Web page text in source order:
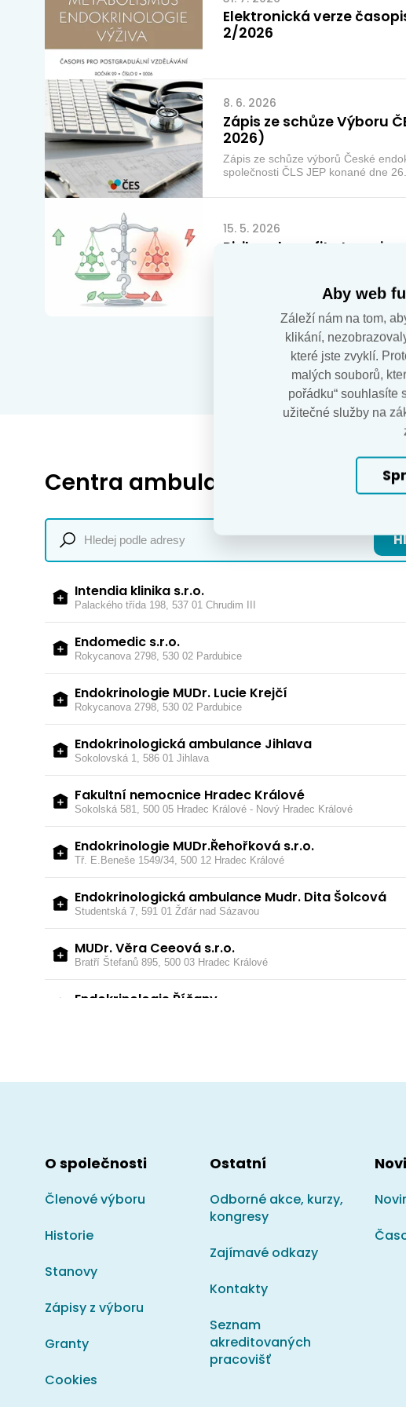
Elektronická verze
2/2026
8. 6. 2026
Zápis ze schůze Výboru
2026)
Zápis ze schůze výborů České
společnosti ČLS JEP konané dne
15. 5. 2026
Rizika a benefity terapie
Vypracovali: Vítková Hana, Kosák
Centra ambulantní péče
Intendia klinika s.r.o.
Palackého třída 198, 537 01 Chrudim III
Endomedic s.r.o.
Rokycanova 2798, 530 02 Pardubice
Endokrinologie MUDr. Lucie Krejčí
Rokycanova 2798, 530 02 Pardubice
Endokrinologická ambulance Jihlava
Sokolovská 1, 586 01 Jihlava
Fakultní nemocnice Hradec Králové
Sokolská 581, 500 05 Hradec Králové - Nový Hradec Králové
Endokrinologie MUDr.Řehořková s.r.o.
Tř. E.Beneše 1549/34, 500 12 Hradec Králové
Endokrinologická ambulance Mudr. Dita Šolcová
Studentská 7, 591 01 Žďár nad Sázavou
MUDr. Věra Ceeová s.r.o.
Bratří Štefanů 895, 500 03 Hradec Králové
Endokrinologie Říčany
Tenisová 981/10, 102 00 Praha 15
Endokrinologická ambulance Praha s.r.o.
Vajgarská 1141, 198 21, Praha 9
Endokrinologická ambulance, FN Královské
Šrobárova 50, 100 00 Praha 10 - Vinohrady
Endokrinologická ambulance CD IKEM
Vídeňská 1958/9, 140 00 Praha 4 - Krč
ENDOCARE s.r.o.
Třeboňská 530/4, 140 00 Praha 4
O společnosti
Členové výboru
Historie
Stanovy
Zápisy z výboru
Granty
Cookies
Ostatní
Odborné akce, kurzy,
kongresy
Zajímavé odkazy
Kontakty
Seznam
akreditovaných
pracovišť
Aby web
Záleží nám na tom,
klikání,
které jste zvyklí.
malých souborů,
pořádku“ souhlasíte
užitečné služby na